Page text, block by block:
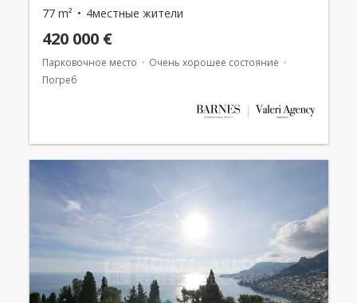
77 m² 4местные жители
420 000 €
Парковочное место
Очень хорошее состояние
Погреб